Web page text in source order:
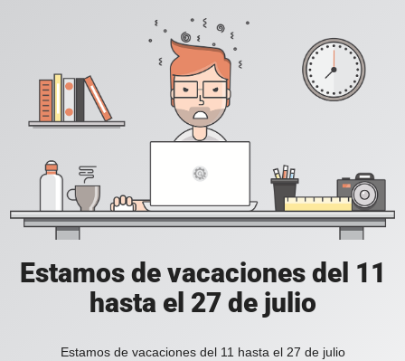
Estamos de vacaciones del 11
hasta el 27 de julio
Estamos de vacaciones del 11 hasta el 27 de julio